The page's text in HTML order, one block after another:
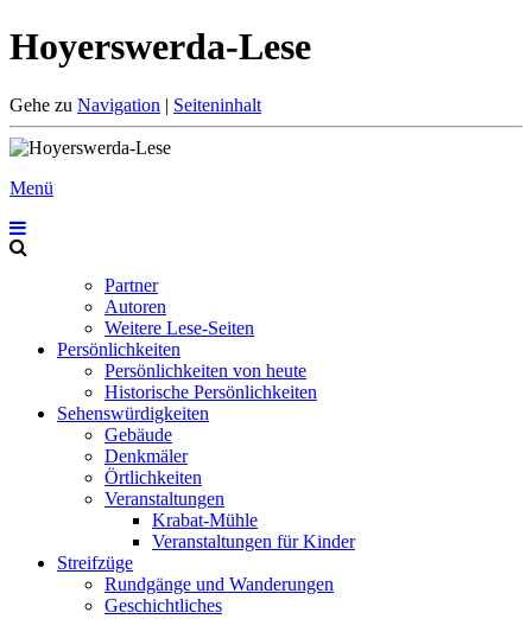
Hoyerswerda-Lese
Gehe zu Navigation | Seiteninhalt
Menü
Partner
Autoren
Weitere Lese-Seiten
Persönlichkeiten
Persönlichkeiten von heute
Historische Persönlichkeiten
Sehenswürdigkeiten
Gebäude
Denkmäler
Örtlichkeiten
Veranstaltungen
Krabat-Mühle
Veranstaltungen für Kinder
Streifzüge
Rundgänge und Wanderungen
Geschichtliches